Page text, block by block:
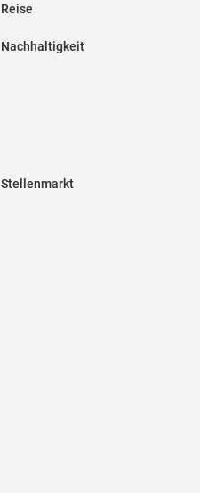
Reise
Nachhaltigkeit
Stellenmarkt